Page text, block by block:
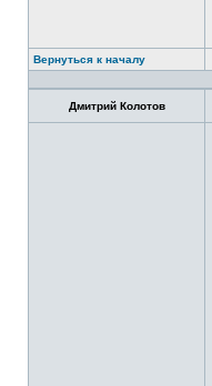
Вернуться к началу
Дмитрий Колотов